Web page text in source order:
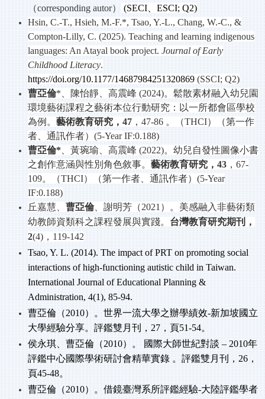
（corresponding autor） (SECI
ESCI; Q2)
Hsin, C.-T., Hsieh, M.-F.*, Tsao, Y.-L., Chang, W.-C., &
Compton-Lilly, C. (2025). Teaching and learning indigenous
languages: An Atayal book project. Journal of Early
Childhood Literacy.
https://doi.org/10.1177/14687984251320869 (SSCI; Q2)
曹亞倫* 、陳怡靜、高震峰 (2024)。鬆散素材融入幼兒園
環境藝術課程之藝術本位行動研究：以一所都會區學校
為例。 藝術教育研究， 47 ， 47-86 。（THCI）（第一作
者、通訊作者） (5-Year IF:0.188)
曹亞倫* 、黃琬瑜、高震峰 (2022)。幼兒自發性圖像小書
之創作意涵與性別角色敘事。 藝術教育研究， 43 ， 67-
109。（THCI）（第一作者、通訊作者） (5-Year
IF:0.188)
丘嘉慧、 曹亞倫、謝明芳（2021 ）。美感融入非藝術類
幼教師資類科之課程發展與實踐。 台灣教育研究期刊，
2(4) ， 119-142
Tsao, Y. L. (2014). The impact of PRT on promoting social
interactions of high-functioning autistic child in Taiwan.
International Journal of Educational Planning &
Administration, 4(1), 85-94.
曹亞倫（2010）。世界一流大學之辦學績效-新加坡國立
大學經驗分享。評鑑雙月刊， 27 ，頁51-54。
侯永琪、曹亞倫（2010）。 國際大師世紀對談 – 2010年
評鑑中心國際學術研討會精華實錄 。評鑑雙月刊， 26 ，
頁45-48。
曹亞倫（2010）。借鏡臺灣系所評鑑經驗-大陸評鑑學者